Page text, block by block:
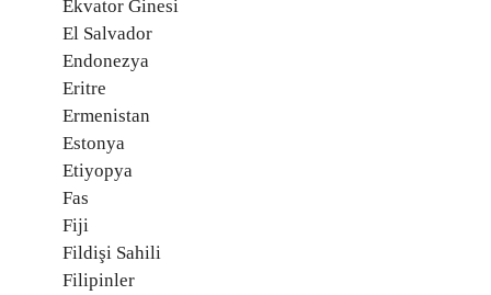
Ekvator Ginesi
El Salvador
Endonezya
Eritre
Ermenistan
Estonya
Etiyopya
Fas
Fiji
Fildişi Sahili
Filipinler